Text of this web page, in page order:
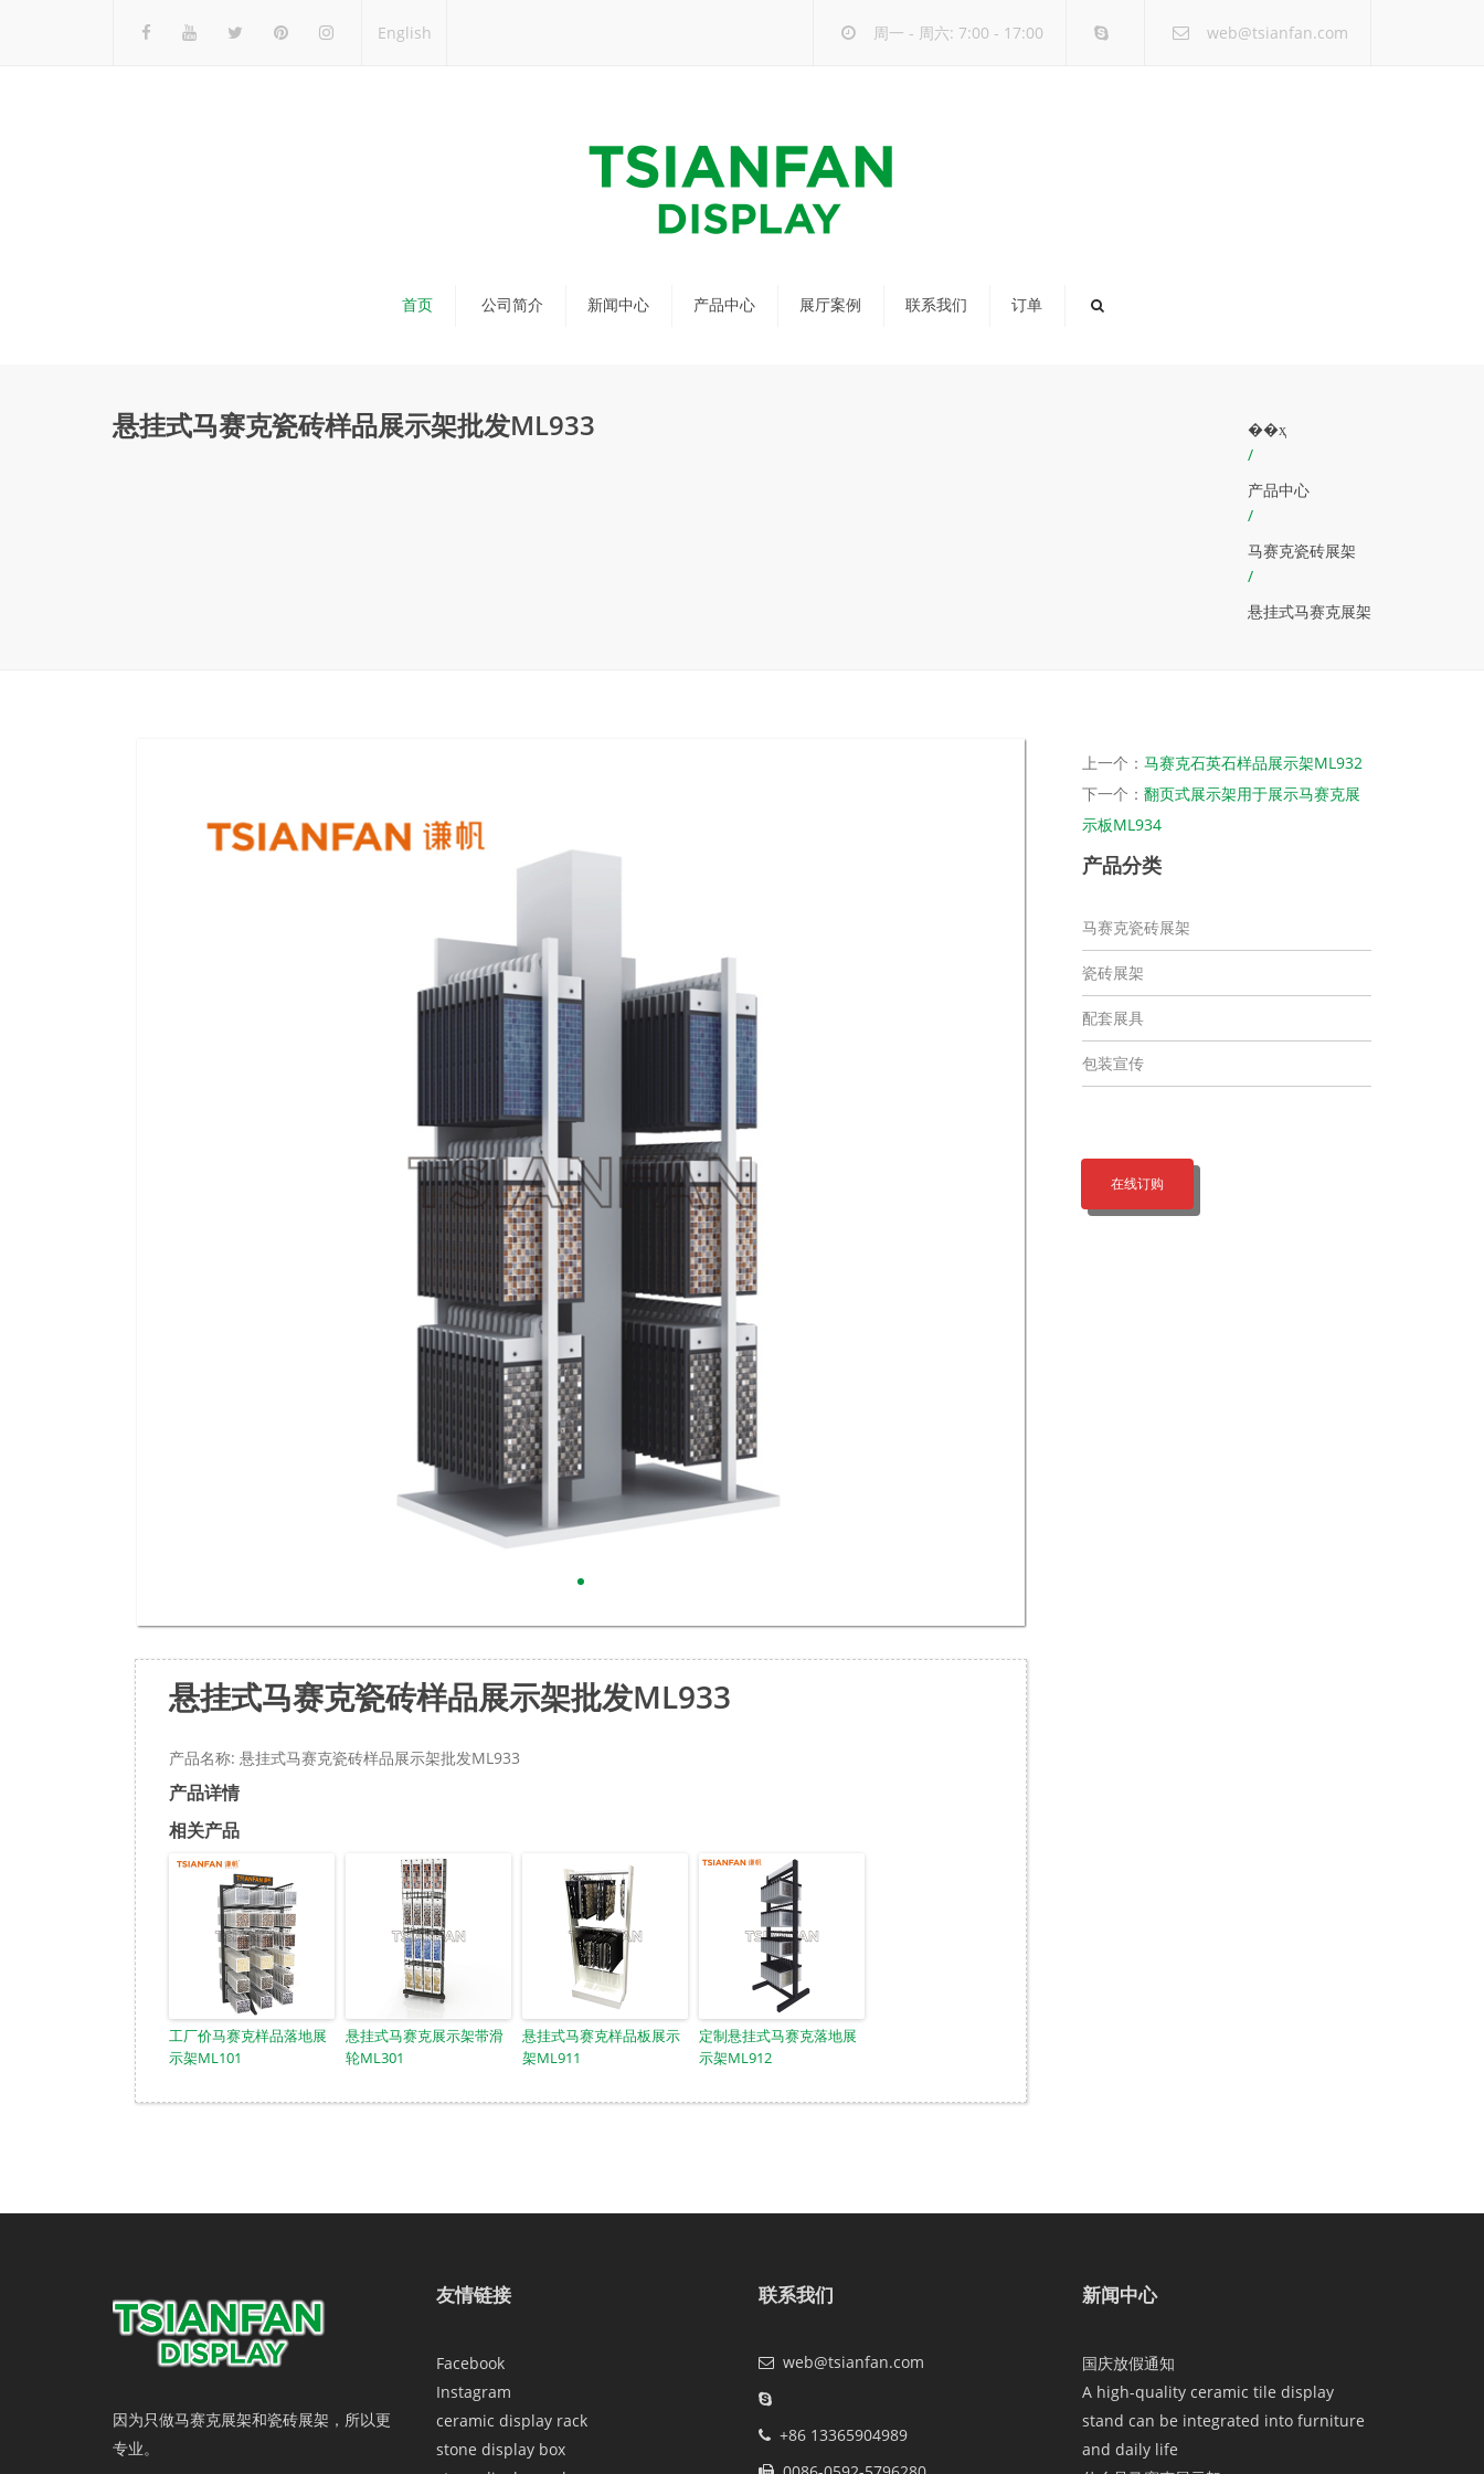
English 周一 - 周六: 7:00 - 17:00 web@tsianfan.com
首页 公司简介 新闻中心
行业新闻
产品中心 展厅案例 联系我们 订单
悬挂式马赛克瓷砖样品展示架批发ML933
��ҳ
/
产品中心
/
马赛克瓷砖展架
/
悬挂式马赛克展架
悬挂式马赛克瓷砖样品展示架批发ML933
产品名称: 悬挂式马赛克瓷砖样品展示架批发ML933
产品详情
相关产品
工厂价马赛克样品落地展
示架ML101
悬挂式马赛克展示架带滑
轮ML301
悬挂式马赛克样品板展示
架ML911
定制悬挂式马赛克落地展
示架ML912
上一个： 马赛克石英石样品展示架ML932
下一个： 翻页式展示架用于展示马赛克展
示板ML934
产品分类
马赛克瓷砖展架
瓷砖展架
配套展具
包装宣传
在线订购
因为只做马赛克展架和瓷砖展架，所以更
专业。
友情链接
Facebook
Instagram
ceramic display rack
stone display box
联系我们
web@tsianfan.com
+86 13365904989
新闻中心
国庆放假通知
A high-quality ceramic tile display
stand can be integrated into furniture
and daily life